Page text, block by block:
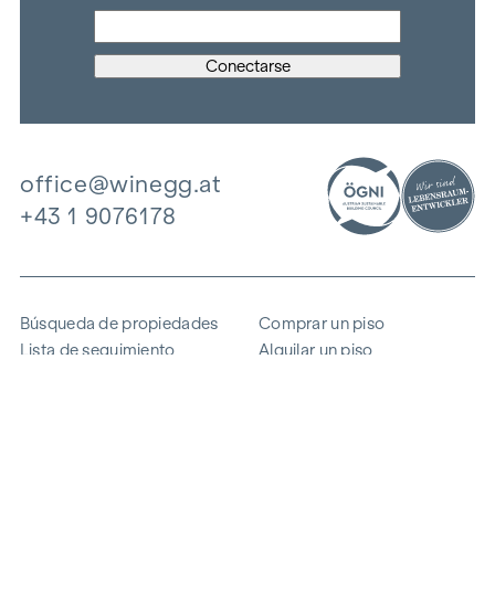
office@winegg.at
+43 1 9076178
Búsqueda de propiedades
Lista de seguimiento
Comprar un piso
Alquilar un piso